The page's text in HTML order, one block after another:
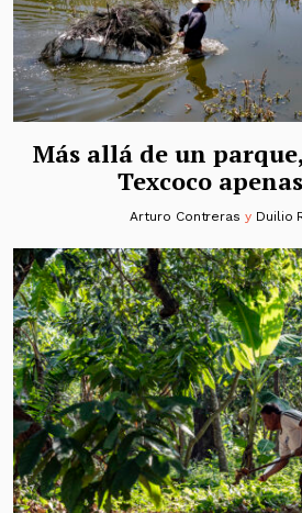
Más allá de un
Texcoco
Arturo Contreras y Duilio